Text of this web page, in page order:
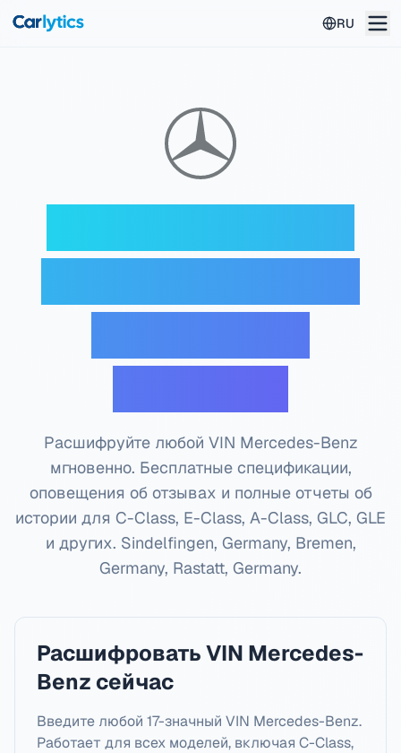
RU
Расшифруйте любой VIN Mercedes-Benz
мгновенно. Бесплатные спецификации,
оповещения об отзывах и полные отчеты об
истории для C-Class, E-Class, A-Class, GLC, GLE
и других. Sindelfingen, Germany, Bremen,
Germany, Rastatt, Germany.
Расшифровать VIN Mercedes-
Benz сейчас
Введите любой 17-значный VIN Mercedes-Benz.
Работает для всех моделей, включая C-Class,